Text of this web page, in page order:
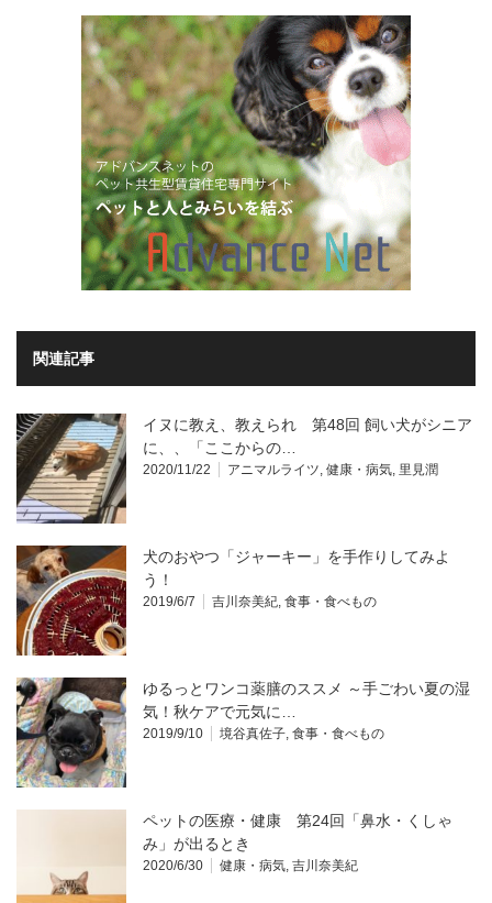
関連記事
イヌに教え、教えられ 第48回 飼い犬がシニア
に、、「ここからの…
2020/11/22 アニマルライツ 健康・病気 里見潤
犬のおやつ「ジャーキー」を手作りしてみよ
う！
2019/6/7 吉川奈美紀 食事・食べもの
ゆるっとワンコ薬膳のススメ ～手ごわい夏の湿
気！秋ケアで元気に…
2019/9/10 境谷真佐子 食事・食べもの
ペットの医療・健康 第24回「鼻水・くしゃ
み」が出るとき
2020/6/30 健康・病気 吉川奈美紀